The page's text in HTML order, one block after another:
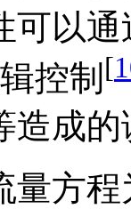
可以
控制 [
造成的
量方程